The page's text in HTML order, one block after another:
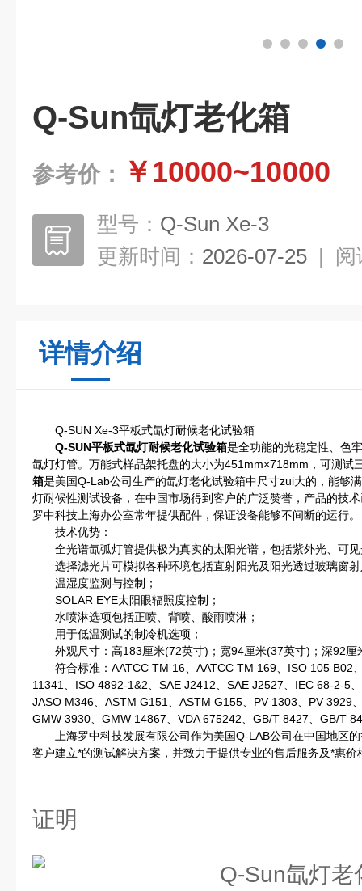
Q-Sun氙灯老化箱
参考价： ￥10000~10000
型号： Q-Sun Xe-3
更新时间： 2026-07-25 | 阅
详情介绍
Q-SUN Xe-3平板式氙灯耐候老化试验箱
Q-SUN平板式氙灯耐候老化试验箱是全功能的光稳定性、色
氙灯灯管。万能式样品架托盘的大小为451mm×718mm，可测试
箱是美国Q-Lab公司生产的氙灯老化试验箱中尺寸zui大的，能够
灯耐候性测试设备，在中国市场得到客户的广泛赞誉，产品的技
罗中科技上海办公室常年提供配件，保证设备能够不间断的运行。
技术优势：
全光谱氙弧灯管提供极为真实的太阳光谱，包括紫外光、可见
选择滤光片可模拟各种环境包括直射阳光及阳光透过玻璃窗射
温湿度监测与控制；
SOLAR EYE太阳眼辐照度控制；
水喷淋选项包括正喷、背喷、酸雨喷淋；
用于低温测试的制冷机选项；
外观尺寸：高183厘米(72英寸)；宽94厘米(37英寸)；深92厘
符合标准：AATCC TM 16、AATCC TM 169、ISO 105 B02
11341、ISO 4892-1&2、SAE J2412、SAE J2527、IEC 68-2-5
JASO M346、ASTM G151、ASTM G155、PV 1303、PV 3929
GMW 3930、GMW 14867、VDA 675242、GB/T 8427、GB/T
上海罗中科技发展有限公司作为美国Q-LAB公司在中国地区的
客户建立*的测试解决方案，并致力于提供专业的售后服务及*惠价
证明